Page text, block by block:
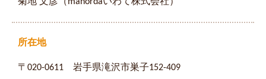
所在地
〒020-0611 岩手県滝沢市巣子152-409